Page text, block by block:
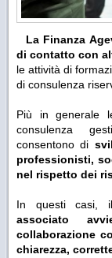
La Finanza
di contatto con
le attività di
di consulenza
Più in generale
consulenza
consentono di
professionisti,
nel rispetto dei
In questi casi,
associato
collaborazione
chiarezza,